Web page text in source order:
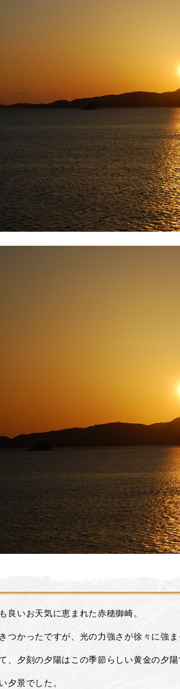
良いお天気に恵まれた赤穂御崎。
つかったですが、光の力強さが徐々に強ま
、夕刻の夕陽はこの季節らしい黄金の夕陽
夕景でした。